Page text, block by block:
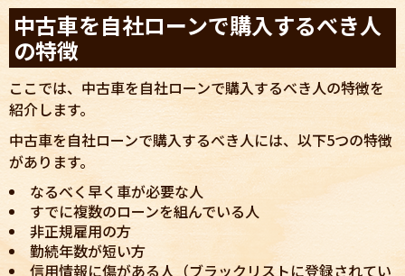
中古車を自社ローンで購入するべき人
の特徴
ここでは、中古車を自社ローンで購入するべき人の特徴を
紹介します。
中古車を自社ローンで購入するべき人には、以下5つの特徴
があります。
なるべく早く車が必要な人
すでに複数のローンを組んでいる人
非正規雇用の方
勤続年数が短い方
信用情報に傷がある人（ブラックリストに登録されてい